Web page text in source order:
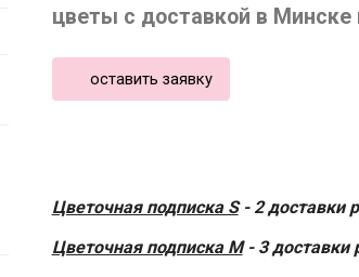
цветы с доставкой в Минске
оставить заявку
Цветочная подписка S- 2 доставки
Цветочная подписка М- 3 доставки